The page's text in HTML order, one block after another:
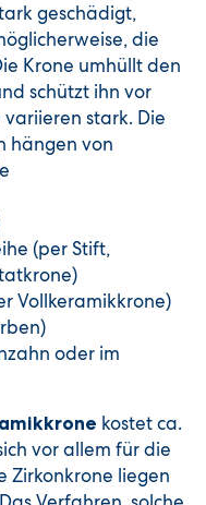
geschädigt,
die
Krone umhüllt den
schützt ihn vor
stark. Die
hängen von
(per Stift,
Vollkeramikkrone)
oder im
kostet ca.
vor allem für die
Zirkonkrone liegen